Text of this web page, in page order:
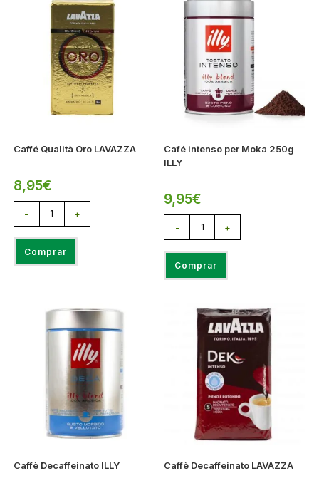
Caffé Qualità Oro LAVAZZA
8,95€
- +
Comprar
Café intenso per Moka 250g
ILLY
9,95€
- +
Comprar
Caffè Decaffeinato ILLY Caffè Decaffeinato LAVAZZA